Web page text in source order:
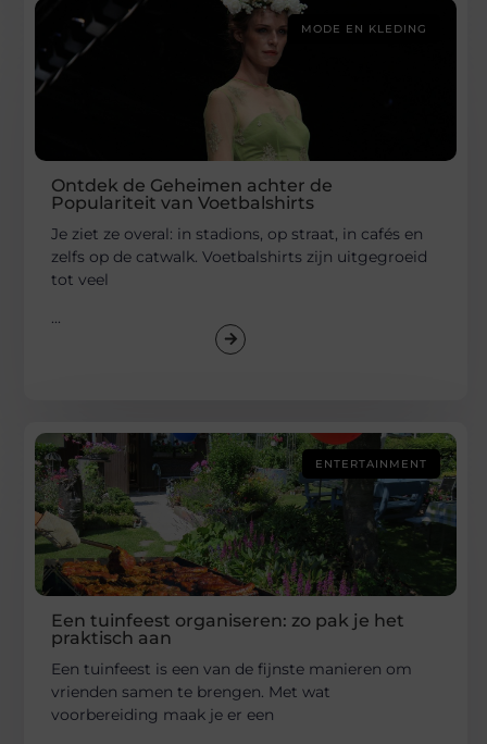
MODE EN KLEDING
Ontdek de Geheimen achter de
Populariteit van Voetbalshirts
Je ziet ze overal: in stadions, op straat, in cafés en
zelfs op de catwalk. Voetbalshirts zijn uitgegroeid
tot veel
...
ENTERTAINMENT
Een tuinfeest organiseren: zo pak je het
praktisch aan
Een tuinfeest is een van de fijnste manieren om
vrienden samen te brengen. Met wat
voorbereiding maak je er een